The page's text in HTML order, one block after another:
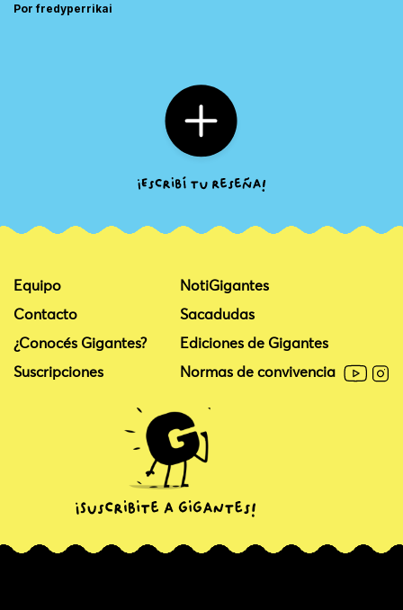
Por fredyperrikai
Equipo
Contacto
¿Conocés Gigantes?
Suscripciones
NotiGigantes
Sacadudas
Ediciones de Gigantes
Normas de convivencia